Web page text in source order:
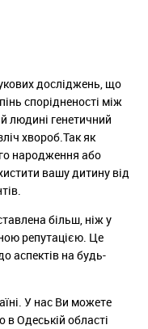
досліджень, що
спорідненості між
людині генетичний
хвороб.Так як
народження або
вашу дитину від
більш, ніж у
репутацією. Це
аспектів на будь-
У нас Ви можете
в Одеській області